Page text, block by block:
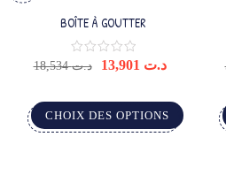
BOÎTE À GOUTTER
د.ت18,534 د.ت
CHOIX DES OPTIONS